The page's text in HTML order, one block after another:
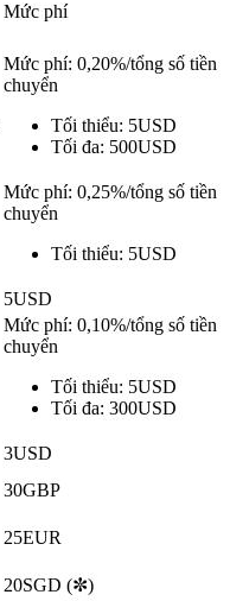
Mức phí
Mức phí: 0,20%/tổng số tiền
chuyển
Tối thiểu: 5USD
Tối đa: 500USD
Mức phí: 0,25%/tổng số tiền
chuyển
Tối thiểu: 5USD
5USD
Mức phí: 0,10%/tổng số tiền
chuyển
Tối thiểu: 5USD
Tối đa: 300USD
3USD
30GBP
25EUR
20SGD (✼)